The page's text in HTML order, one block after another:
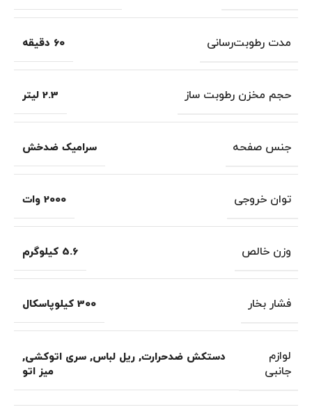
مدت رطوبت‌رسانی 60 دقیقه
حجم مخزن رطوبت‌ ساز 2.3 لیتر
جنس صفحه سرامیک ضدخش
توان خروجی 2000 وات
وزن خالص 5.6 کیلوگرم
فشار بخار 300 کیلوپاسکال
لوازم
جانبی
دستکش ضدحرارت, ریل لباس, سری اتوکشی,
میز اتو